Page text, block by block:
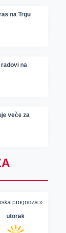
na Trgu
na
veče za